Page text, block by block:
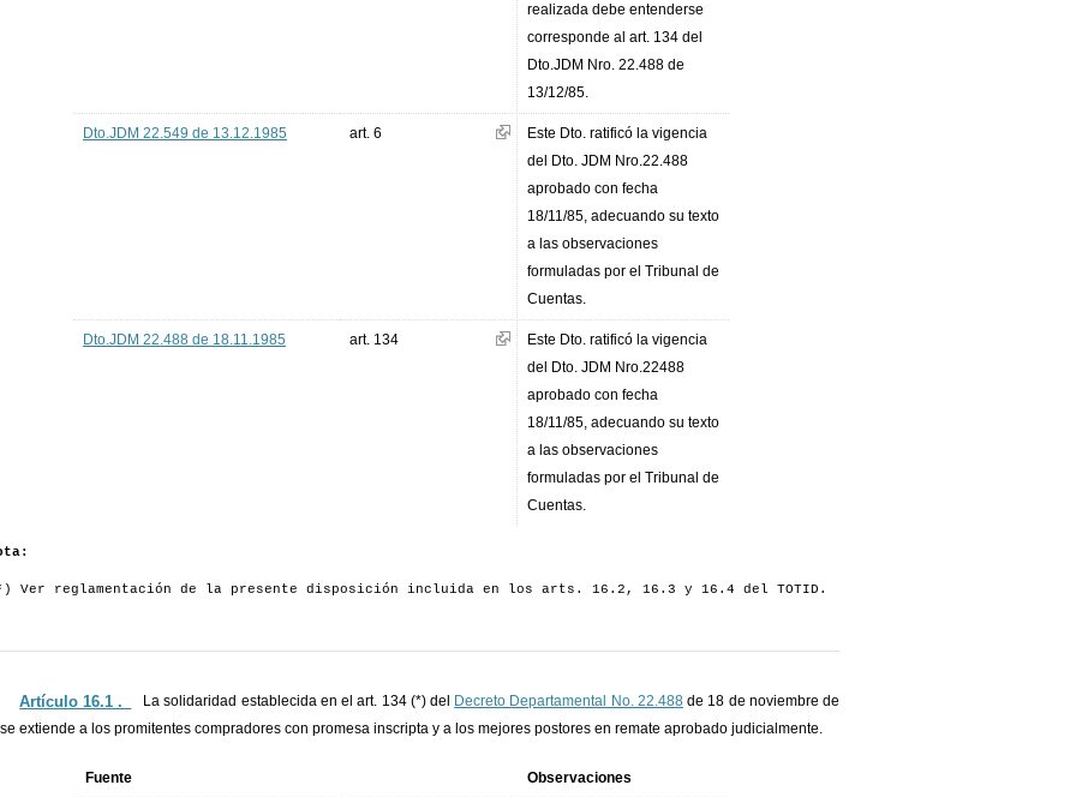
realizada debe entenderse
corresponde al art. 134 del
Dto.JDM Nro. 22.488 de
13/12/85.
Dto.JDM 22.549 de 13.12.1985 art. 6
Este Dto. ratificó la vigencia
del Dto. JDM Nro.22.488
aprobado con fecha
18/11/85, adecuando su texto
a las observaciones
formuladas por el Tribunal de
Cuentas.
Dto.JDM 22.488 de 18.11.1985 art. 134
Este Dto. ratificó la vigencia
del Dto. JDM Nro.22488
aprobado con fecha
18/11/85, adecuando su texto
a las observaciones
formuladas por el Tribunal de
Cuentas.
Ver reglamentación de la presente disposición incluida en los arts. 16.2, 16.3 y 16.4 del TOTID.
Artículo 16.1 ._ La solidaridad establecida en el art. 134 (*) del Decreto Departamental No. 22.488de 18 de noviembre de
extiende a los promitentes compradores con promesa inscripta y a los mejores postores en remate aprobado judicialmente.
Fuente Observaciones